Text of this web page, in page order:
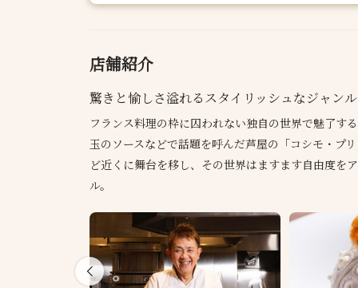
店舗紹介
驚きと愉しさ溢れるスタイリッシュなジャン
フランス料理の枠に囚われない独自の世界で魅了す
玉のソースなどで話題を呼んだ芦屋の「コシモ・プ
ど近くに舞台を移し、その世界はますます自由度を
ル。